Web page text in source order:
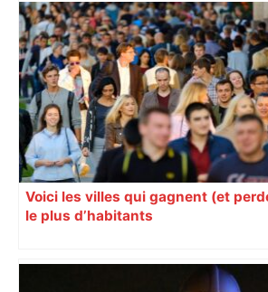
Voici les villes qui gagnent (et
le plus d’habitants